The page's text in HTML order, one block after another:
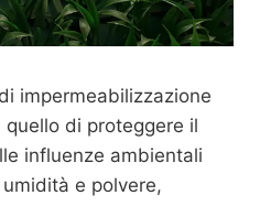
impermeabilizzazione
di proteggere il
influenze ambientali
e polvere,